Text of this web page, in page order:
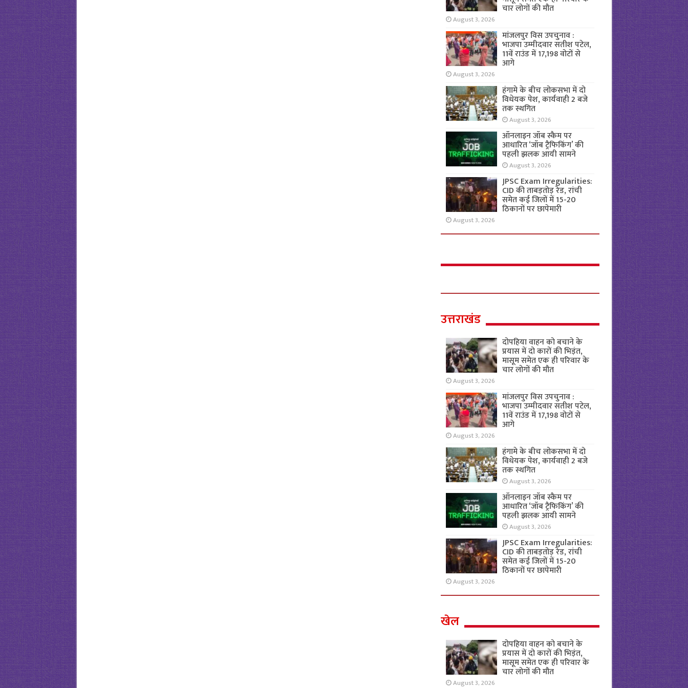
चार लोगों की मौत
August 3, 2026
मांजलपुर विस उपचुनाव :
भाजपा उम्मीदवार सतीश पटेल,
11वें राउंड में 17,198 वोटों से
आगे
August 3, 2026
हंगामे के बीच लोकसभा में दो
विधेयक पेश, कार्यवाही 2 बजे
तक स्थगित
August 3, 2026
ऑनलाइन जॉब स्कैम पर
आधारित ‘जॉब ट्रैफिकिंग’ की
पहली झलक आयी सामने
August 3, 2026
JPSC Exam Irregularities:
CID की ताबड़तोड़ रेड, रांची
समेत कई जिलों में 15-20
ठिकानों पर छापेमारी
August 3, 2026
उत्तराखंड
दोपहिया वाहन को बचाने के
प्रयास में दो कारों की भिड़ंत,
मासूम समेत एक ही परिवार के
चार लोगों की मौत
August 3, 2026
मांजलपुर विस उपचुनाव :
भाजपा उम्मीदवार सतीश पटेल,
11वें राउंड में 17,198 वोटों से
आगे
August 3, 2026
हंगामे के बीच लोकसभा में दो
विधेयक पेश, कार्यवाही 2 बजे
तक स्थगित
August 3, 2026
ऑनलाइन जॉब स्कैम पर
आधारित ‘जॉब ट्रैफिकिंग’ की
पहली झलक आयी सामने
August 3, 2026
JPSC Exam Irregularities:
CID की ताबड़तोड़ रेड, रांची
समेत कई जिलों में 15-20
ठिकानों पर छापेमारी
August 3, 2026
खेल
दोपहिया वाहन को बचाने के
प्रयास में दो कारों की भिड़ंत,
मासूम समेत एक ही परिवार के
चार लोगों की मौत
August 3, 2026